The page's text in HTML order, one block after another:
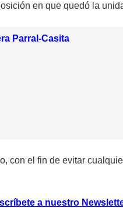
en que quedó la
Parral-Casita
con el fin de evitar
a nuestro